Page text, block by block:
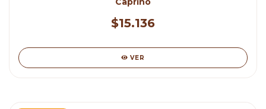
$15.136
VER